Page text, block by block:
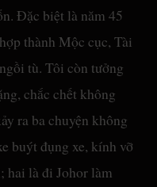
Đặc biệt là năm 45
thành Mộc cục, Tài
tù. Tôi còn tưởng
chắc chết không
ra ba chuyện không
buýt đụng xe, kính vỡ
hai là đi Johor làm